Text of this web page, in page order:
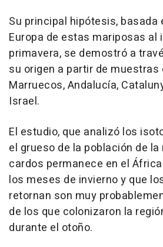
Su principal hipótesis, basada
Europa de estas mariposas al
primavera, se demostró a
su origen a partir de muestras
Marruecos, Andalucía,
Israel.
El estudio, que analizó los
el grueso de la población de
cardos permanece en el
los meses de invierno y que
retornan son muy
de los que colonizaron la
durante el otoño.